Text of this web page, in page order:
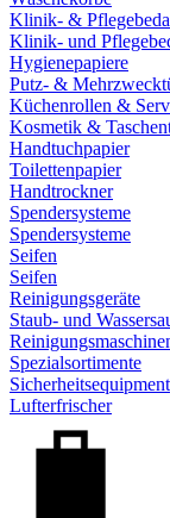
Klinik- &
Klinik- und
Hygienepapiere
Putz- &
Küchenrollen &
Kosmetik &
Handtuchpapier
Toilettenpapier
Handtrockner
Spendersysteme
Spendersysteme
Seifen
Seifen
Reinigungsgeräte
Staub- und
Spezialsortimente
Sicherheitsequipment
Lufterfrischer